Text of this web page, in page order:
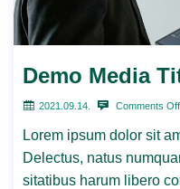
Demo Media
2021.09.14. Comments Off
Lorem ipsum dolor sit
Delectus, natus
sitatibus harum libero